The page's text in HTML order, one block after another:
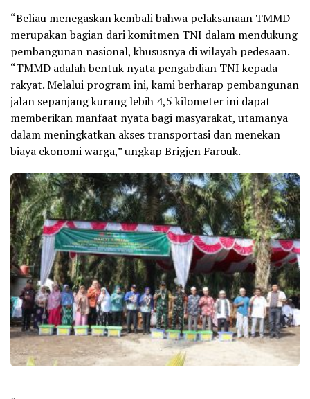
“Beliau menegaskan kembali bahwa pelaksanaan TMMD
merupakan bagian dari komitmen TNI dalam mendukung
pembangunan nasional, khususnya di wilayah pedesaan.
“TMMD adalah bentuk nyata pengabdian TNI kepada
rakyat. Melalui program ini, kami berharap pembangunan
jalan sepanjang kurang lebih 4,5 kilometer ini dapat
memberikan manfaat nyata bagi masyarakat, utamanya
dalam meningkatkan akses transportasi dan menekan
biaya ekonomi warga,” ungkap Brigjen Farouk.